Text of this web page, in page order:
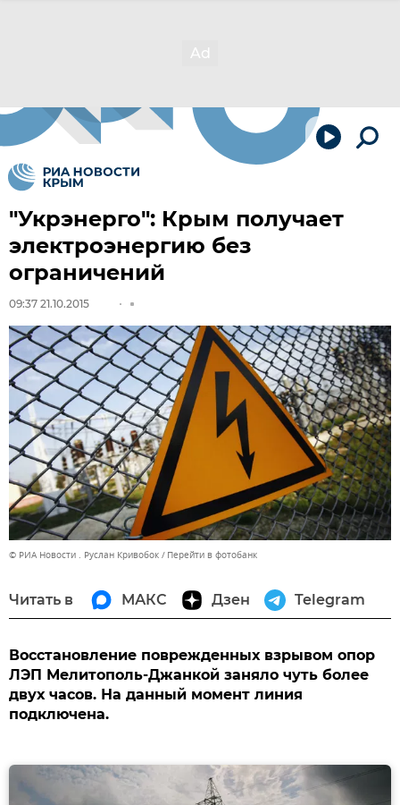
"Укрэнерго": Крым получает
электроэнергию без
ограничений
09:37 21.10.2015
© РИА Новости . Руслан Кривобок Перейти в фотобанк
Читать в МАКС Дзен Telegram
Восстановление поврежденных взрывом опор
ЛЭП Мелитополь-Джанкой заняло чуть более
двух часов. На данный момент линия
подключена.